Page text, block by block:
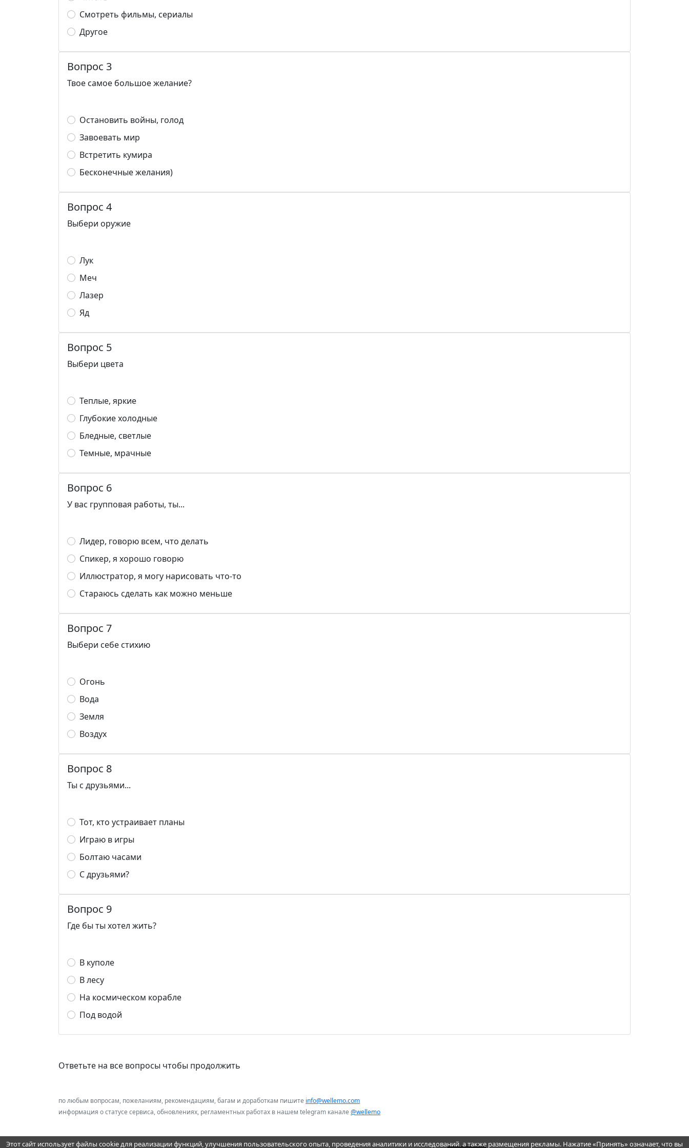
Смотреть фильмы, сериалы
Другое
Вопрос 3
Твое самое большое желание?
Остановить войны, голод
Завоевать мир
Встретить кумира
Бесконечные желания)
Вопрос 4
Выбери оружие
Лук
Меч
Лазер
Яд
Вопрос 5
Выбери цвета
Теплые, яркие
Глубокие холодные
Бледные, светлые
Темные, мрачные
Вопрос 6
У вас групповая работы, ты...
Лидер, говорю всем, что делать
Спикер, я хорошо говорю
Иллюстратор, я могу нарисовать что-то
Стараюсь сделать как можно меньше
Вопрос 7
Выбери себе стихию
Огонь
Вода
Земля
Воздух
Вопрос 8
Ты с друзьями...
Тот, кто устраивает планы
Играю в игры
Болтаю часами
С друзьями?
Вопрос 9
Где бы ты хотел жить?
В куполе
В лесу
На космическом корабле
Под водой
Ответьте на все вопросы чтобы продолжить
по любым вопросам, пожеланиям, рекомендациям, багам и доработкам пишите info@wellemo.com
информация о статусе сервиса, обновлениях, регламентных работах в нашем telegram канале @wellemo
Пользовательское соглашение и оферта
Этот сайт использует файлы cookie для реализации функций, улучшения пользовательского опыта, проведения аналитики и исследований, а также размещения рекламы. Нажатие «Принять» означает, что вы